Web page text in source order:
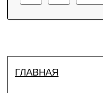
ГЛАВНАЯ